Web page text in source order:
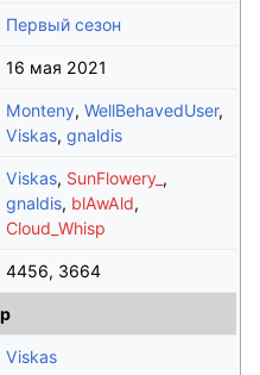
Первый сезон
16 мая 2021
Monteny, WellBehavedUser,
Viskas, gnaldis
Viskas, SunFlowery_ ,
gnaldis, blAwAld,
Cloud_Whisp
4456, 3664
Viskas